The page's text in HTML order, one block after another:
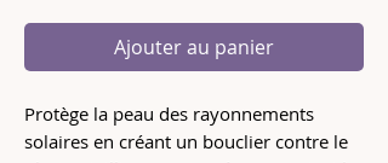
Ajouter au panier
Protège la peau des rayonnements
solaires en créant un bouclier contre le